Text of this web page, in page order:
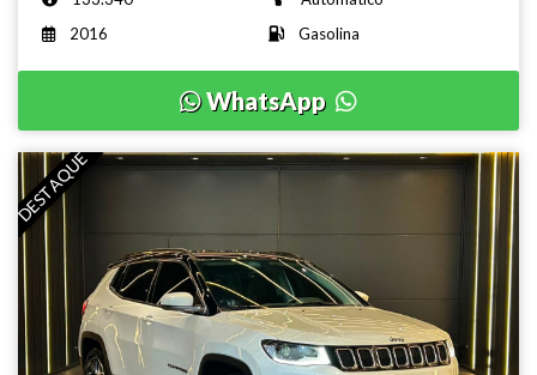
2016
Gasolina
WhatsApp
DESTAQUE